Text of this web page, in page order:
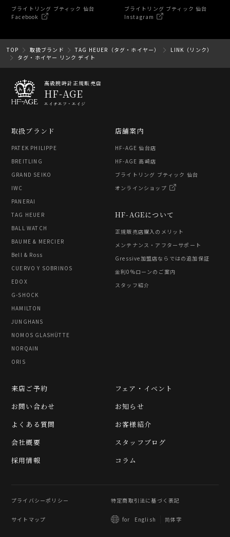
ブライトリング ブティック 仙台
Facebook
ブライトリング ブティック 仙台
Instagram
TOP 取扱ブランド TAG HEUER（タグ・ホイヤー）
LINK（リンク）
タグ・ホイヤー リンク デイト
高級腕時計正規販売店
HF-AGE
エイチエフ・エイジ
取扱ブランド
PATEK PHILIPPE
BREITLING
GRAND SEIKO
IWC
PANERAI
TAG HEUER
BALL WATCH
BAUME & MERCIER
Bell & Ross
CUERVO Y SOBRINOS
EDOX
G-SHOCK
HAMILTON
JUNGHANS
NOMOS GLASHÜTTE
NORQAIN
ORIS
HF-AGEについて
正規販売店購入のメリット
メンテナンス・アフターサポート
Gressive加盟店ならではの追加保証
金利0%ローンのご案内
スタッフ紹介
店舗案内
HF-AGE 仙台店
HF-AGE 高崎店
ブライトリング ブティック 仙台
オンラインショップ
フェア・イベント
お知らせ
お客様紹介
スタッフブログ
コラム
来店ご予約
お問い合わせ
よくある質問
会社概要
採用情報
プライバシーポリシー 特定商取引法に基づく表記
サイトマップ for English 简体字